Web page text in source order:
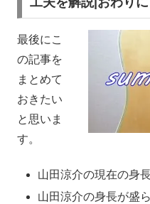
最後にこ
の記事を
まとめて
おきたい
と思いま
す。
山田涼介の現在の身
山田涼介の身長が盛